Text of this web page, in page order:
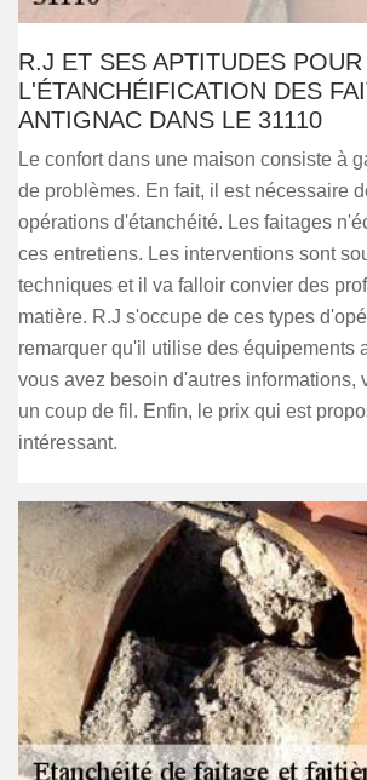
R.J ET SES APTITUDES POUR
L'ÉTANCHÉIFICATION DES
ANTIGNAC DANS LE 31110
Le confort dans une maison consiste à
de problèmes. En fait, il est nécessaire
opérations d'étanchéité. Les faitages
ces entretiens. Les interventions sont
techniques et il va falloir convier des
matière. R.J s'occupe de ces types
remarquer qu'il utilise des équipements
vous avez besoin d'autres informations,
un coup de fil. Enfin, le prix qui est
intéressant.